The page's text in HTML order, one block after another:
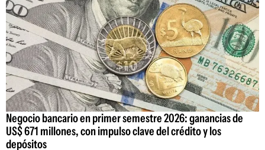
Negocio bancario en primer semestre 2026: ganancias de
US$ 671 millones, con impulso clave del crédito y los
depósitos